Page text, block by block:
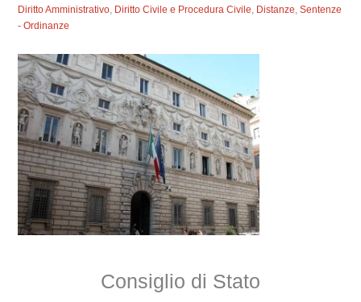
Diritto Amministrativo, Diritto Civile e Procedura Civile, Distanze,Sentenze
- Ordinanze
Consiglio di Stato